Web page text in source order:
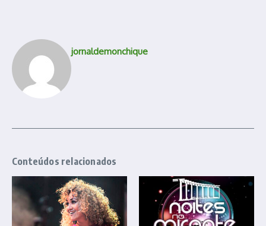
jornaldemonchique
Conteúdos relacionados